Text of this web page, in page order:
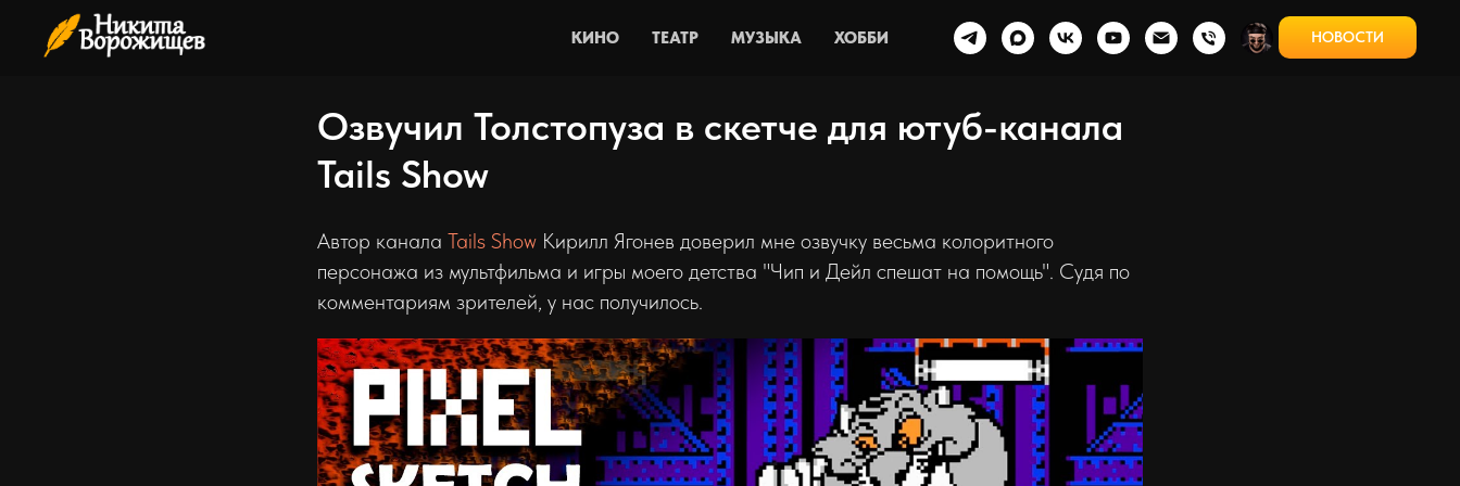
КИНО ТЕАТР МУЗЫКА ХОББИ НОВОСТИ
Озвучил Толстопуза в скетче для ютуб-канала
Tails Show
Автор канала Tails Show Кирилл Ягонев доверил мне озвучку весьма колоритного
персонажа из мультфильма и игры моего детства "Чип и Дейл спешат на помощь". Судя по
комментариям зрителей, у нас получилось.